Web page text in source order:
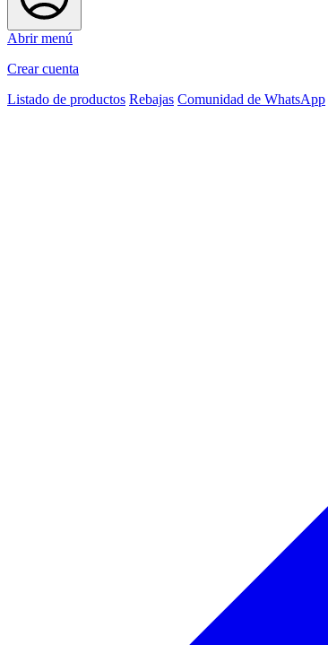
Abrir menú
Crear cuenta
Listado de productos Rebajas Comunidad de WhatsApp